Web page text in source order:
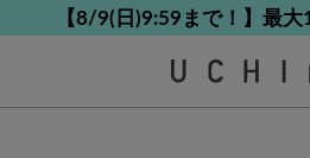
熊本地震等の影響による
熊本地震等の影響による